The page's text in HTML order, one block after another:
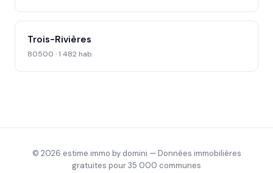
Trois-Rivières
80500 · 1 482 hab.
© 2026 estime.immo by domini — Données immobilières
gratuites pour 35 000 communes